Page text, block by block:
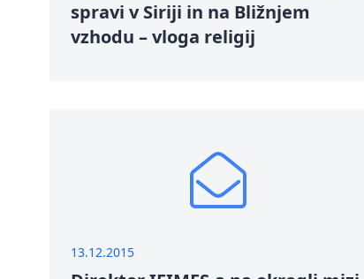
spravi v Siriji in na Bližnjem
vzhodu – vloga religij
13.12.2015